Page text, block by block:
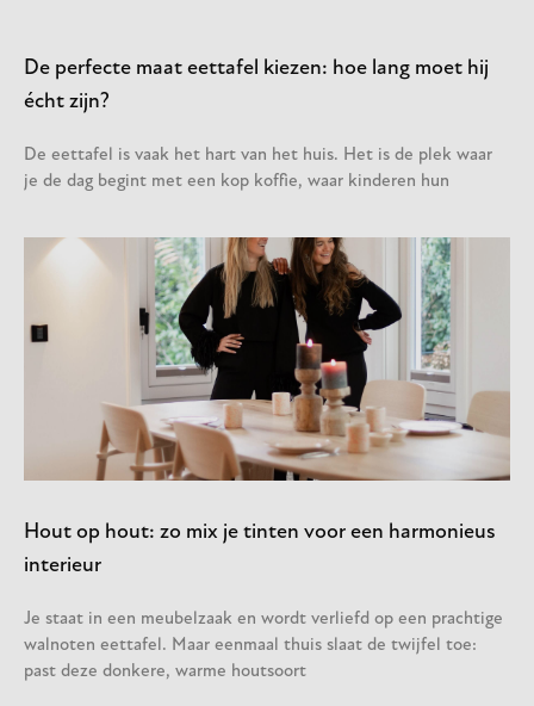
De perfecte maat eettafel kiezen: hoe lang moet hij
écht zijn?
De eettafel is vaak het hart van het huis. Het is de plek waar
je de dag begint met een kop koffie, waar kinderen hun
Hout op hout: zo mix je tinten voor een harmonieus
interieur
Je staat in een meubelzaak en wordt verliefd op een prachtige
walnoten eettafel. Maar eenmaal thuis slaat de twijfel toe:
past deze donkere, warme houtsoort